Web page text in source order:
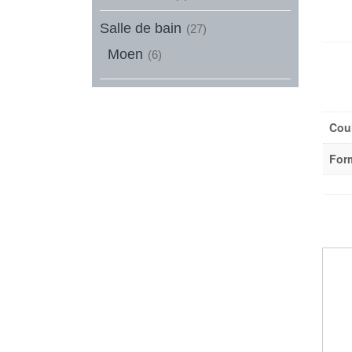
Salle de bain (27)
Moen (6)